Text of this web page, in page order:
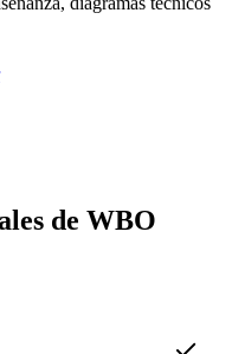
de WBO